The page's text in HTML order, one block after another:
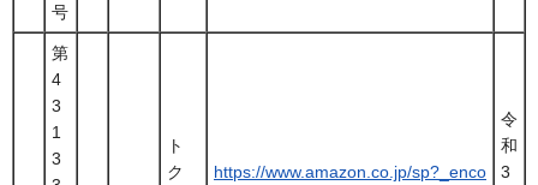
号
第
4
3
1
3
ト
ク
https://www.amazon.co.jp/sp?_enco
令
和
3